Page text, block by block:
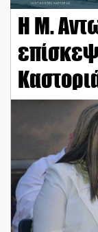
Η Μ.